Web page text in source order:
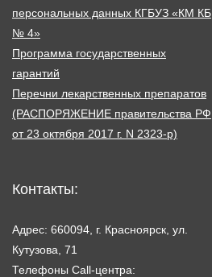
персональных данных КГБУЗ «КМ КБ
№ 4»
Программа государственных
гарантий
Перечни лекарственных препаратов
(РАСПОРЯЖЕНИЕ правительства РФ
от 23 октября 2017 г. N 2323-р)
Контакты:
Адрес: 660094, г. Красноярск, ул.
Кутузова, 71
Телефоны Call-центра: